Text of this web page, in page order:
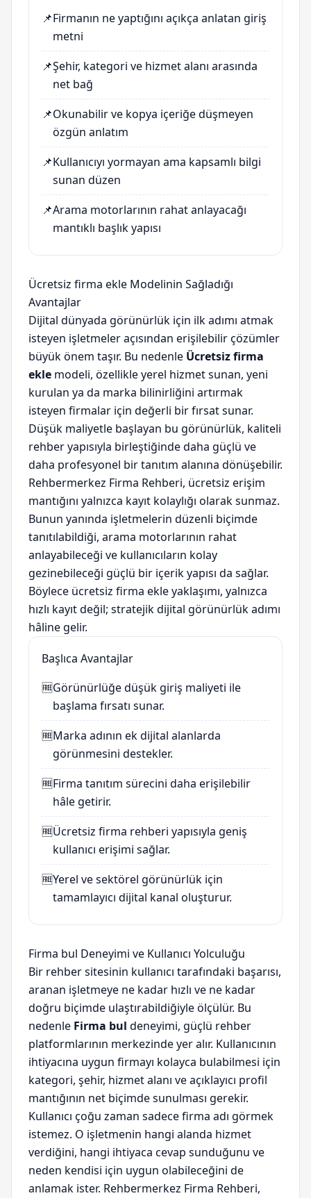
📌Firmanın ne yaptığını açıkça anlatan giriş
metni
📌Şehir, kategori ve hizmet alanı arasında
net bağ
📌Okunabilir ve kopya içeriğe düşmeyen
özgün anlatım
📌Kullanıcıyı yormayan ama kapsamlı bilgi
sunan düzen
📌Arama motorlarının rahat anlayacağı
mantıklı başlık yapısı
Ücretsiz firma ekle Modelinin Sağladığı
Avantajlar
Dijital dünyada görünürlük için ilk adımı atmak
isteyen işletmeler açısından erişilebilir çözümler
büyük önem taşır. Bu nedenle Ücretsiz firma
ekle modeli, özellikle yerel hizmet sunan, yeni
kurulan ya da marka bilinirliğini artırmak
isteyen firmalar için değerli bir fırsat sunar.
Düşük maliyetle başlayan bu görünürlük, kaliteli
rehber yapısıyla birleştiğinde daha güçlü ve
daha profesyonel bir tanıtım alanına dönüşebilir.
Rehbermerkez Firma Rehberi, ücretsiz erişim
mantığını yalnızca kayıt kolaylığı olarak sunmaz.
Bunun yanında işletmelerin düzenli biçimde
tanıtılabildiği, arama motorlarının rahat
anlayabileceği ve kullanıcıların kolay
gezinebileceği güçlü bir içerik yapısı da sağlar.
Böylece ücretsiz firma ekle yaklaşımı, yalnızca
hızlı kayıt değil; stratejik dijital görünürlük adımı
hâline gelir.
Başlıca Avantajlar
🆓Görünürlüğe düşük giriş maliyeti ile
başlama fırsatı sunar.
🆓Marka adının ek dijital alanlarda
görünmesini destekler.
🆓Firma tanıtım sürecini daha erişilebilir
hâle getirir.
🆓Ücretsiz firma rehberi yapısıyla geniş
kullanıcı erişimi sağlar.
🆓Yerel ve sektörel görünürlük için
tamamlayıcı dijital kanal oluşturur.
Firma bul Deneyimi ve Kullanıcı Yolculuğu
Bir rehber sitesinin kullanıcı tarafındaki başarısı,
aranan işletmeye ne kadar hızlı ve ne kadar
doğru biçimde ulaştırabildiğiyle ölçülür. Bu
nedenle Firma bul deneyimi, güçlü rehber
platformlarının merkezinde yer alır. Kullanıcının
ihtiyacına uygun firmayı kolayca bulabilmesi için
kategori, şehir, hizmet alanı ve açıklayıcı profil
mantığının net biçimde sunulması gerekir.
Kullanıcı çoğu zaman sadece firma adı görmek
istemez. O işletmenin hangi alanda hizmet
verdiğini, hangi ihtiyaca cevap sunduğunu ve
neden kendisi için uygun olabileceğini de
anlamak ister. Rehbermerkez Firma Rehberi,